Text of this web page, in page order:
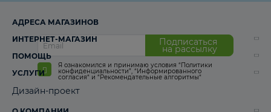
Подписаться
на рассылку
Я ознакомился и принимаю условия “Политики
конфиденциальности”, “Информированного
согласия“ и “Рекомендательные алгоритмы“
АДРЕСА МАГАЗИНОВ
ИНТЕРНЕТ-МАГАЗИН
ПОМОЩЬ
УСЛУГИ
Дизайн-проект